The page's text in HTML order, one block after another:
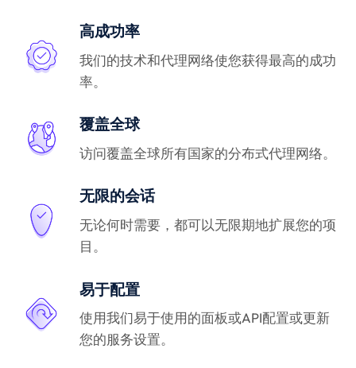
高成功率
我们的技术和代理网络使您获得最高的成功
率。
覆盖全球
访问覆盖全球所有国家的分布式代理网络。
无限的会话
无论何时需要，都可以无限期地扩展您的项
目。
易于配置
使用我们易于使用的面板或API配置或更新
您的服务设置。